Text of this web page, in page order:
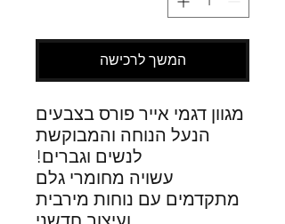
המשך לרכישה
מגוון דגמי אייר פורס בצבעים
הנעל הנוחה והמבוקשת
לנשים וגברים!
עשויה מחומרי גלם
מתקדמים עם נוחות מירבית